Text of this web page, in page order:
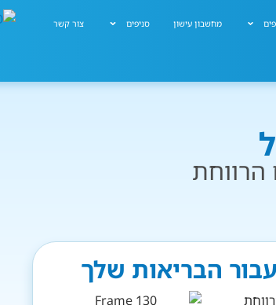
מחשבון עישון סניפים צור קשר
הרווחת
הבריאות שלך